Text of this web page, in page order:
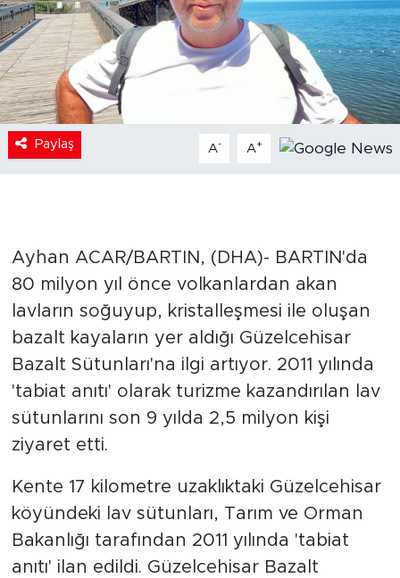
Paylaş A- A+
Ayhan ACAR/BARTIN, (DHA)- BARTIN'da
80 milyon yıl önce volkanlardan akan
lavların soğuyup, kristalleşmesi ile oluşan
bazalt kayaların yer aldığı Güzelcehisar
Bazalt Sütunları'na ilgi artıyor. 2011 yılında
'tabiat anıtı' olarak turizme kazandırılan lav
sütunlarını son 9 yılda 2,5 milyon kişi
ziyaret etti.
Kente 17 kilometre uzaklıktaki Güzelcehisar
köyündeki lav sütunları, Tarım ve Orman
Bakanlığı tarafından 2011 yılında 'tabiat
anıtı' ilan edildi. Güzelcehisar Bazalt